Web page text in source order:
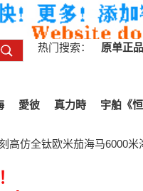
热门搜索： 原单正品
愛彼 真力時 宇舶《恒
高仿全钛欧米茄海马6000米